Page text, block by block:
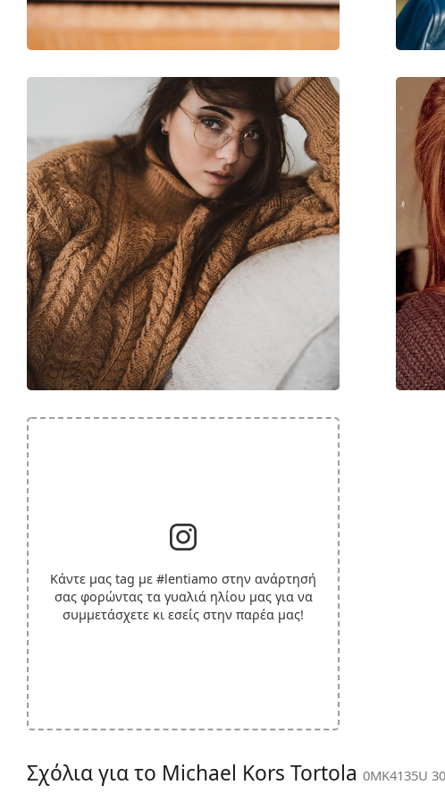
Τύπος:
Γυναικεία
Κατηγορία:
Γυαλιά οράσεως
Κωδικός Προϊόντος / Μοντέλο:
0MK4135U 3005 54
Κάντε μας tag με #lentiamo στην ανάρτησή
σας φορώντας τα γυαλιά ηλίου μας για να
συμμετάσχετε κι εσείς στην παρέα μας!
Σχόλια για το Michael Kors Tortola 0MK4135U